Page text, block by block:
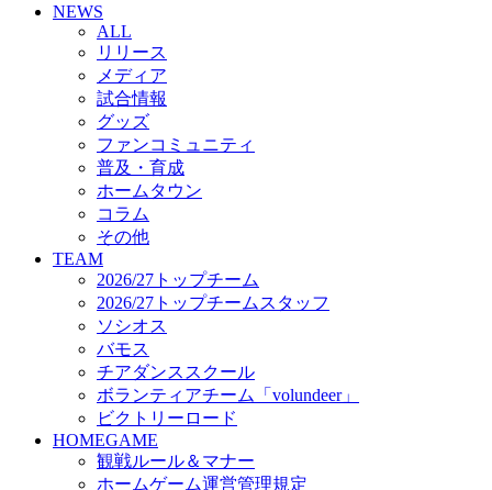
ボランティアチーム「volundeer」
ビクトリーロード
HOMEGAME
観戦ルール＆マナー
ホームゲーム運営管理規定
Jリーグ運営管理規定
写真・動画使用ガイドライン
ロートフィールド奈良
SCHEDULE
2026/27
練習見学時のファンサービスについて
TICKET
奈良クラブ明治安田J3リーグ2026/27シーズン試
合観戦チケット
奈良クラブ明治安田Ｊ3リーグ 2026/27シーズン
「鹿パス」
観戦ルール＆マナー
FANCOMMUNITY
2026/27ファンコミュニティ
サポートショップ
GOODS
オフィシャルストア（実店舗）
NEWS
ALL
リリース
メディア
試合情報
グッズ
ファンコミュニティ
普及・育成
ホームタウン
コラム
その他
TEAM
2026/27トップチーム
2026/27トップチームスタッフ
ソシオス
バモス
チアダンススクール
ボランティアチーム「volundeer」
ビクトリーロード
HOMEGAME
観戦ルール＆マナー
ホームゲーム運営管理規定